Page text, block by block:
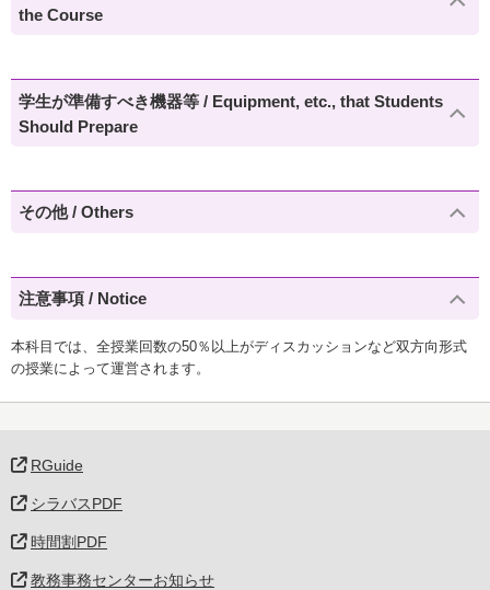
the Course
学生が準備すべき機器等 / Equipment, etc., that Students
Should Prepare
その他 / Others
注意事項 / Notice
本科目では、全授業回数の50％以上がディスカッションなど双方向形式
の授業によって運営されます。
RGuide
シラバスPDF
時間割PDF
教務事務センターお知らせ